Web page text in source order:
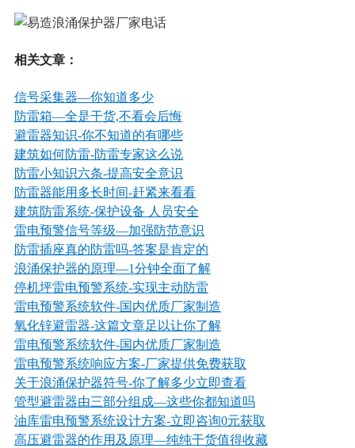
相关文章：
信号采集器—你知道多少
防雷箱—全是干货,不看会后悔
避雷器知识-你不知道的有哪些
建筑如何防雷-防雷专家这么说
防雷小知识六条-提高安全意识
防雷器能用多长时间-赶紧来看看
建筑防雷系统-保护设备 人员安全
雷电预警信号等级—加强防范意识
防雷插座真的防雷吗-答案是肯定的
浪涌保护器的原理—1分钟全面了解
停机坪雷电预警系统-实现主动防雷
雷电预警系统软件-国内优质厂家制造
氧化锌避雷器-这篇文章足以让你了解
雷电预警系统软件-国内优质厂家制造
雷电预警系统响应方案-厂家提供免费获取
关于浪涌保护器符号-你了解多少立即查看
管型避雷器由三部分组成—这些你都知道吗
油库雷电预警系统设计方案-立即咨询0元获取
高压避雷器的作用及原理—纯纯干货值得收藏